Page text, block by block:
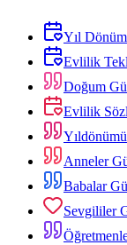
Yıl
Evlilik
Doğum
Evlilik
Anneler
Babalar
Sevgililer